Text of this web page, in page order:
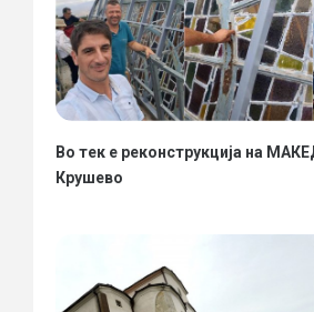
Во тек е реконструкција на
Крушево